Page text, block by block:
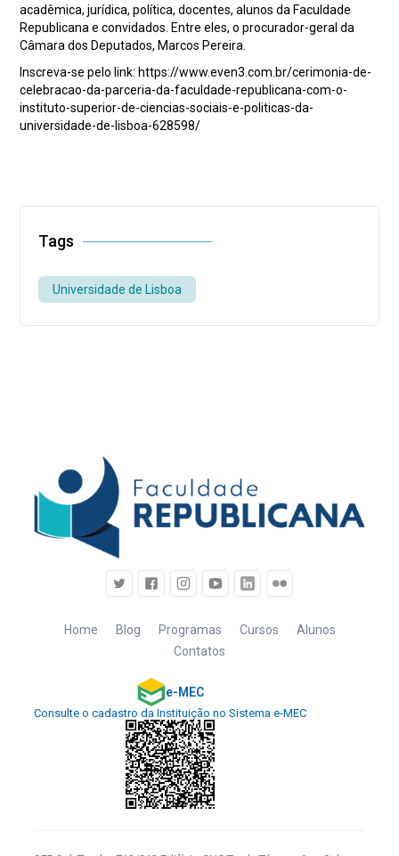
acadêmica, jurídica, política, docentes, alunos da Faculdade
Republicana e convidados. Entre eles, o procurador-geral da
Câmara dos Deputados, Marcos Pereira.
Inscreva-se pelo link: https://www.even3.com.br/cerimonia-de-
celebracao-da-parceria-da-faculdade-republicana-com-o-
instituto-superior-de-ciencias-sociais-e-politicas-da-
universidade-de-lisboa-628598/
Tags
Universidade de Lisboa
Home Blog Programas Cursos
Alunos
Contatos
e-MEC
Consulte o cadastro da Instituição no Sistema e-MEC